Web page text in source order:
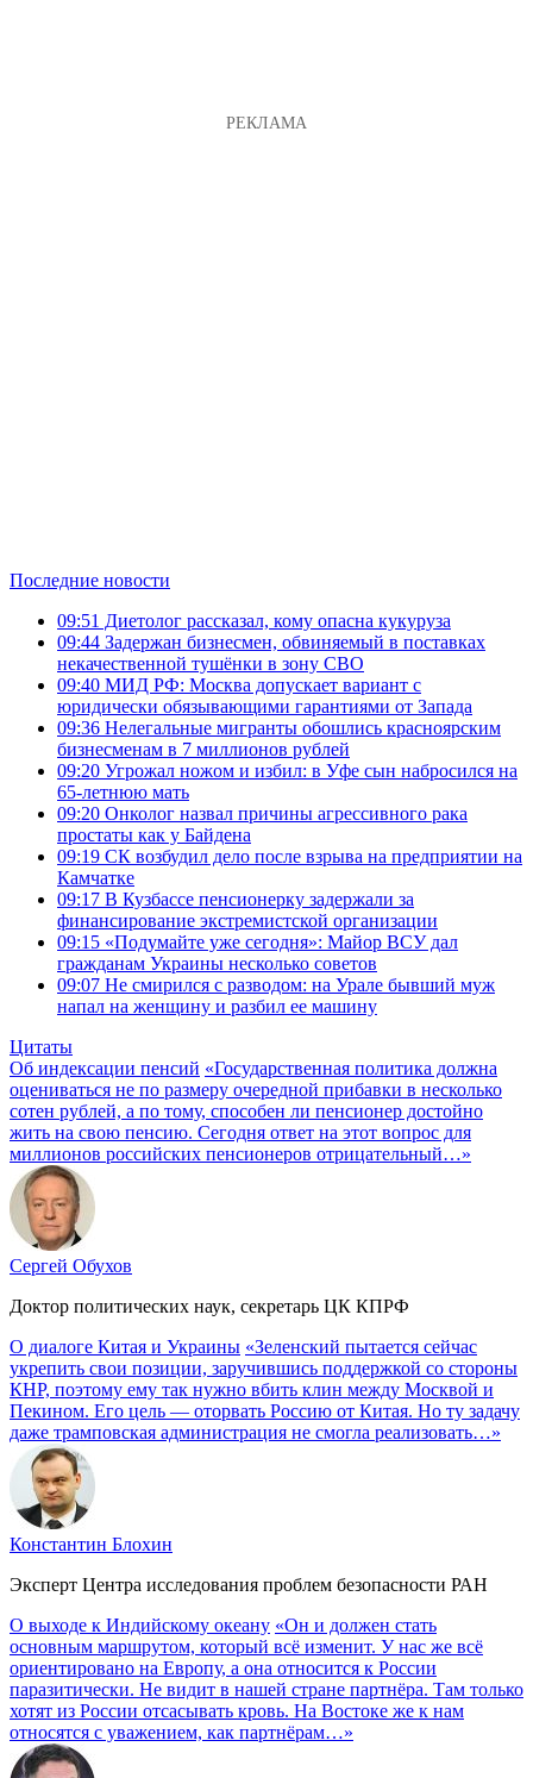
Последние новости
09:51 Диетолог рассказал, кому опасна кукуруза
09:44 Задержан бизнесмен, обвиняемый в поставках
некачественной тушёнки в зону СВО
09:40 МИД РФ: Москва допускает вариант с
юридически обязывающими гарантиями от Запада
09:36 Нелегальные мигранты обошлись красноярским
бизнесменам в 7 миллионов рублей
09:20 Угрожал ножом и избил: в Уфе сын набросился на
65-летнюю мать
09:20 Онколог назвал причины агрессивного рака
простаты как у Байдена
09:19 СК возбудил дело после взрыва на предприятии на
Камчатке
09:17 В Кузбассе пенсионерку задержали за
финансирование экстремистской организации
09:15 «Подумайте уже сегодня»: Майор ВСУ дал
гражданам Украины несколько советов
09:07 Не смирился с разводом: на Урале бывший муж
напал на женщину и разбил ее машину
Цитаты
Об индексации пенсий «Государственная политика должна
оцениваться не по размеру очередной прибавки в несколько
сотен рублей, а по тому, способен ли пенсионер достойно
жить на свою пенсию. Сегодня ответ на этот вопрос для
миллионов российских пенсионеров отрицательный…»
Сергей Обухов
Доктор политических наук, секретарь ЦК КПРФ
О диалоге Китая и Украины «Зеленский пытается сейчас
укрепить свои позиции, заручившись поддержкой со стороны
КНР, поэтому ему так нужно вбить клин между Москвой и
Пекином. Его цель — оторвать Россию от Китая. Но ту задачу
даже трамповская администрация не смогла реализовать…»
Константин Блохин
Эксперт Центра исследования проблем безопасности РАН
О выходе к Индийскому океану «Он и должен стать
основным маршрутом, который всё изменит. У нас же всё
ориентировано на Европу, а она относится к России
паразитически. Не видит в нашей стране партнёра. Там только
хотят из России отсасывать кровь. На Востоке же к нам
относятся с уважением, как партнёрам…»